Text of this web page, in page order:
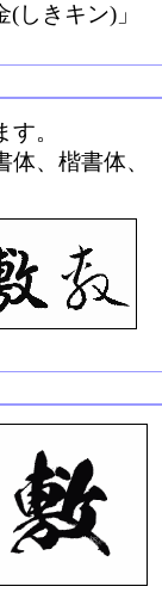
しきキン)」
。
、楷書体、